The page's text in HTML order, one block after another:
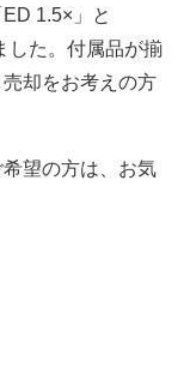
1.5×」と
した。付属品が揃
却をお考えの方
望の方は、お気